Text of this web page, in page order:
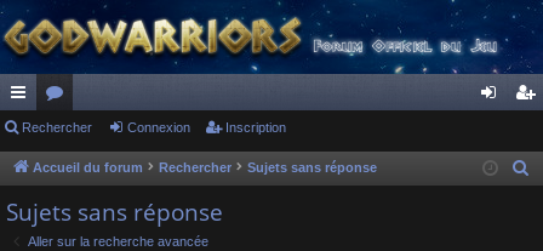
ac
co
ur
ci
or
u
s
ne cri
Rechercher Connexion Inscription
Accueil du forum Rechercher Sujets sans réponse
Sujets sans réponse
Aller sur la recherche avancée